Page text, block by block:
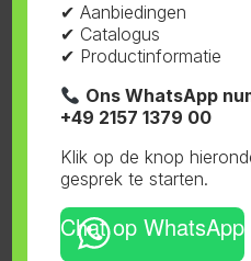
Een natuurlijke en
opbouwen van een sterk
waardoor planten beter
en plagen zoals mijten en
✔ Aanbiedingen
✔ Catalogus
✔ Productinformatie
Ons WhatsApp
+49 2157 1379 00
Klik op de knop
gesprek te starten.
Chat op WhatsApp